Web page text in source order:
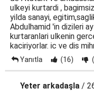
ulkeyi kurtardi ,
yilda sanayi,
Abdulhamid 'in dizileri
kurtaranlari ulkenin
kaciriyorlar. ic ve dis
Yanıtla (16)
Yeter arkadaşla /